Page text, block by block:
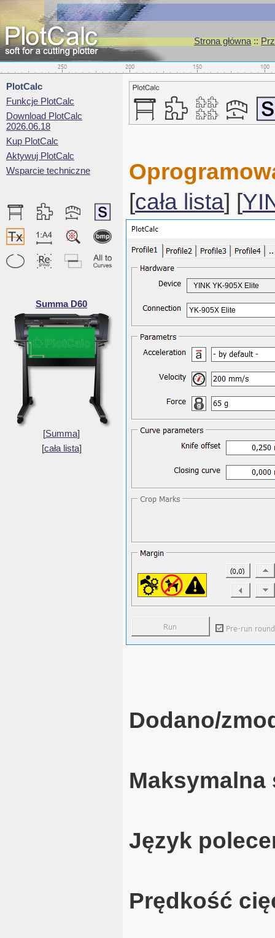
Strona główna::
PlotCalc
Funkcje PlotCalc
Download PlotCalc
2026.06.18
Kup PlotCalc
Aktywuj PlotCalc
Wsparcie techniczne
Summa D60
[Summa]
[cała lista]
[cała lista] [
YINK YK-905X Elite
YK-905X Elite
Dodano/
Język
Prędkość